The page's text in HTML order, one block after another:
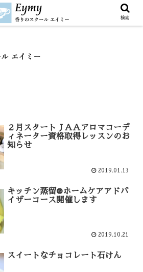
２月スタートＪＡＡアロマコーデ
ィネーター資格取得レッスンのお
知らせ
2019.01.13
キッチン蒸留®ホームケアアドバ
イザーコース開催します
2019.10.21
スイートなチョコレート石けん
検索